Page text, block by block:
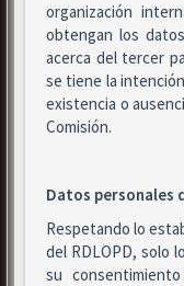
organización
obtengan los
acerca del tercer
se tiene la
existencia o
Comisión.
Datos personales
Respetando lo
del RDLOPD, solo
su